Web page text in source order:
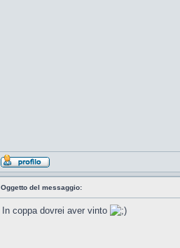
Oggetto del messaggio:
In coppa dovrei aver vinto